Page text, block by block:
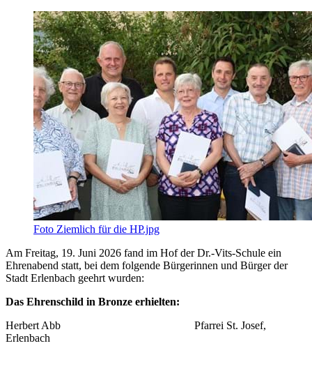
Foto Ziemlich für die HP.jpg
Am Freitag, 19. Juni 2026 fand im Hof der Dr.-Vits-Schule ein
Ehrenabend statt, bei dem folgende Bürgerinnen und Bürger der
Stadt Erlenbach geehrt wurden:
Das Ehrenschild in Bronze erhielten:
Herbert Abb Pfarrei St. Josef,
Erlenbach